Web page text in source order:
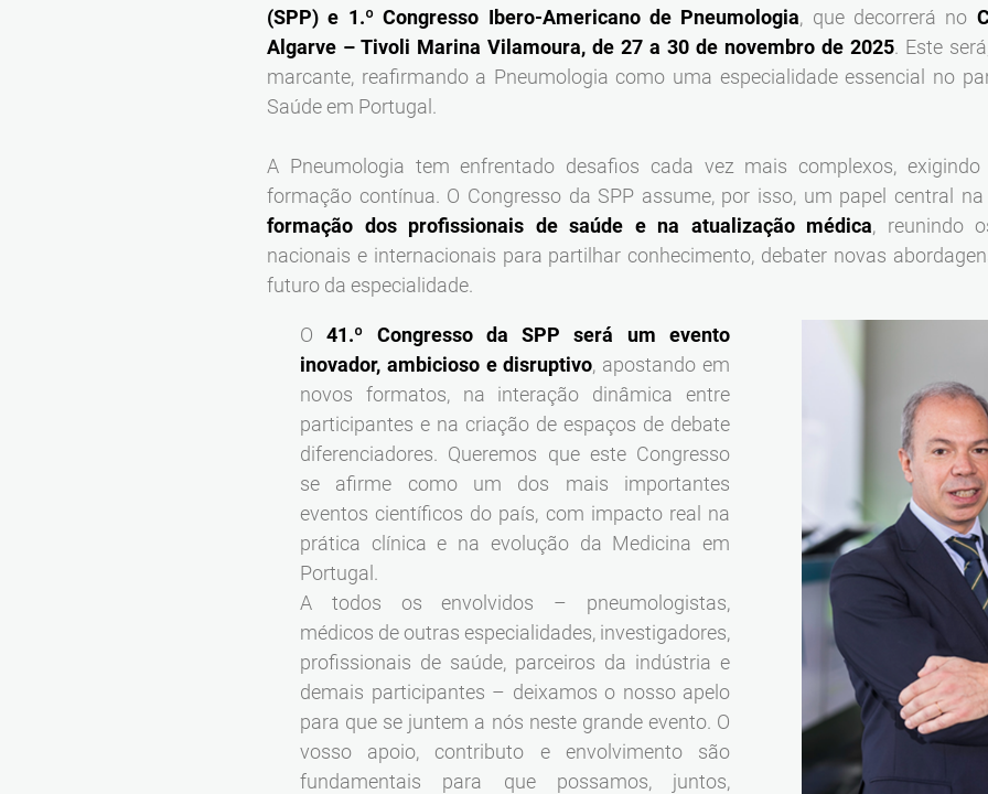
(SPP) e 1.º Congresso Ibero-Americano de Pneumologia, que decorrerá no
Algarve – Tivoli Marina Vilamoura, de 27 a 30 de novembro de 2025. Este
marcante, reafirmando a Pneumologia como uma especialidade essencial no
Saúde em Portugal.
A Pneumologia tem enfrentado desafios cada vez mais complexos,
formação contínua. O Congresso da SPP assume, por isso, um papel central
formação dos profissionais de saúde e na atualização médica, reunindo
nacionais e internacionais para partilhar conhecimento, debater novas
futuro da especialidade.
O41.º Congresso da SPP será um evento
inovador, ambicioso e disruptivo, apostando em
novos formatos, na interação dinâmica entre
participantes e na criação de espaços de debate
diferenciadores. Queremos que este Congresso
se afirme como um dos mais importantes
eventos científicos do país, com impacto real na
prática clínica e na evolução da Medicina em
Portugal.
A todos os envolvidos – pneumologistas,
médicos de outras especialidades, investigadores,
profissionais de saúde, parceiros da indústria e
demais participantes – deixamos o nosso apelo
para que se juntem a nós neste grande evento. O
vosso apoio, contributo e envolvimento são
fundamentais para que possamos, juntos,